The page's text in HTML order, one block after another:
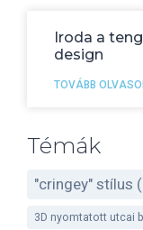
Iroda a
design
TOVÁBB
Témák
"cringey" stílus
3D nyomtatott utcai